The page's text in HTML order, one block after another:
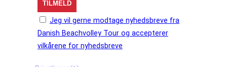
Jeg vil gerne modtage nyhedsbreve fra
Danish Beachvolley Tour og accepterer
vilkårene for nyhedsbreve